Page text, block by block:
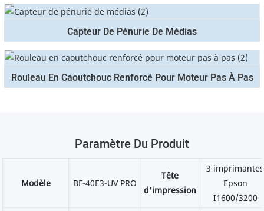
Capteur De Pénurie De Médias
Rouleau En Caoutchouc Renforcé Pour Moteur Pas À Pas
Paramètre Du Produit
Modèle BF-40E3-UV PRO
Tête
d'impression
3 imprimantes
Epson
I1600/3200